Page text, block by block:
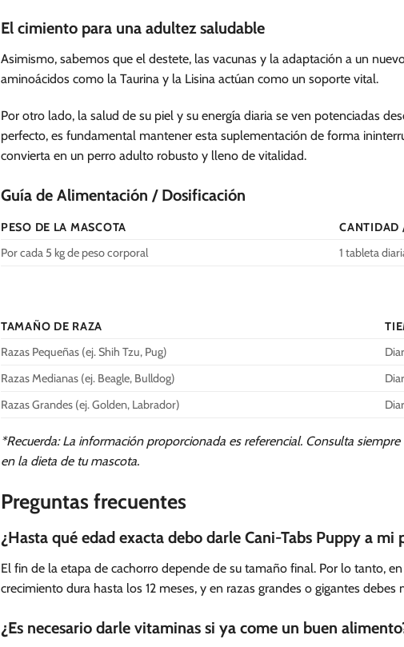
El cimiento para una adultez saludable
Asimismo, sabemos que el destete, las vacunas y la adaptación a un
aminoácidos como la Taurina y la Lisina actúan como un soporte vital.
Por otro lado, la salud de su piel y su energía diaria se ven potenciadas
perfecto, es fundamental mantener esta suplementación de forma
convierta en un perro adulto robusto y lleno de vitalidad.
Guía de Alimentación / Dosificación
PESO DE LA MASCOTA
CANTIDAD
Por cada 5 kg de peso corporal
1 tableta
TAMAÑO DE RAZA
Razas Pequeñas (ej. Shih Tzu, Pug)
Razas Medianas (ej. Beagle, Bulldog)
Razas Grandes (ej. Golden, Labrador)
*Recuerda: La información proporcionada es referencial. Consulta
en la dieta de tu mascota.
Preguntas frecuentes
¿Hasta qué edad exacta debo darle Cani-Tabs Puppy a mi
El fin de la etapa de cachorro depende de su tamaño final. Por lo tanto,
crecimiento dura hasta los 12 meses, y en razas grandes o gigantes
¿Es necesario darle vitaminas si ya come un buen